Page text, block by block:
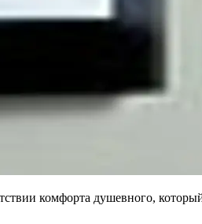
комфорта душевного,